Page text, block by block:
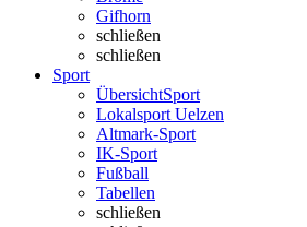
Gifhorn
schließen
schließen
Sport
ÜbersichtSport
Lokalsport Uelzen
Altmark-Sport
IK-Sport
Fußball
Tabellen
schließen